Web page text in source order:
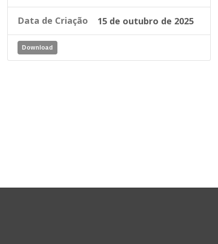
Data de Criação 15 de outubro de 2025
Download